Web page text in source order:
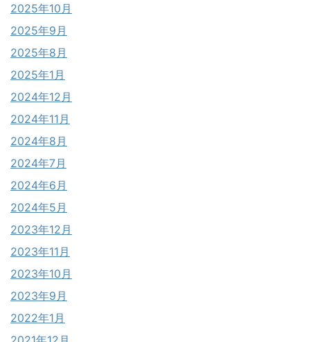
2025年10月
2025年9月
2025年8月
2025年1月
2024年12月
2024年11月
2024年8月
2024年7月
2024年6月
2024年5月
2023年12月
2023年11月
2023年10月
2023年9月
2022年1月